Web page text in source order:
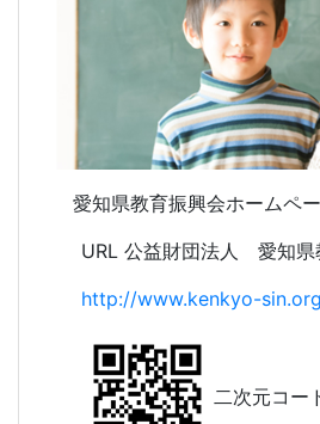
愛知県教育振興会ホームペ
URL 公益財団法人 愛知県
http://www.kenkyo-
二次元コー